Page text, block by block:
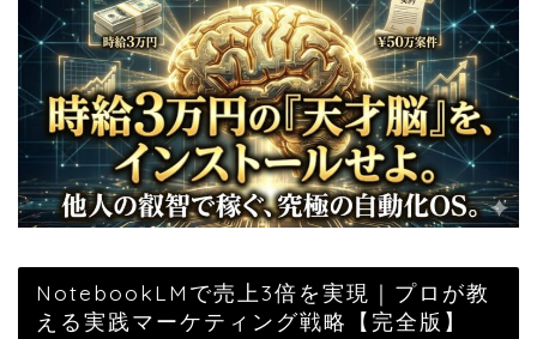
NotebookLMで売上3倍を実現｜プロが教
える実践マーケティング戦略【完全版】